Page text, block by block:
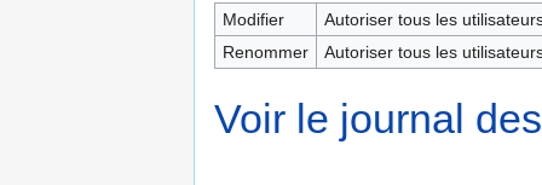
Modifier
Autoriser tous les
Renommer
Autoriser tous les
Voir le journal